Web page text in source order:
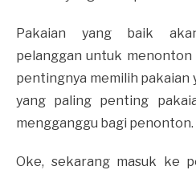
Pakaian yang baik
pelanggan untuk menonton
pentingnya memilih pakaian
yang paling penting
mengganggu bagi penonton.
Oke, sekarang masuk ke